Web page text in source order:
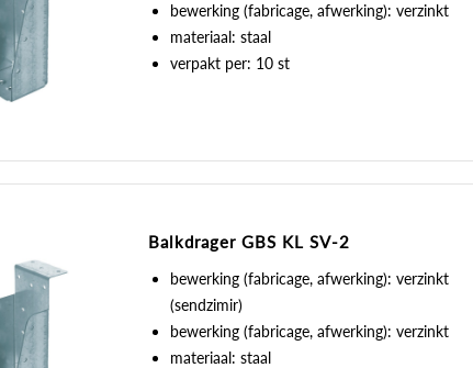
bewerking (fabricage, afwerking): verzinkt
materiaal: staal
verpakt per: 10 st
Balkdrager GBS KL SV-2
bewerking (fabricage, afwerking): verzinkt
(sendzimir)
bewerking (fabricage, afwerking): verzinkt
materiaal: staal